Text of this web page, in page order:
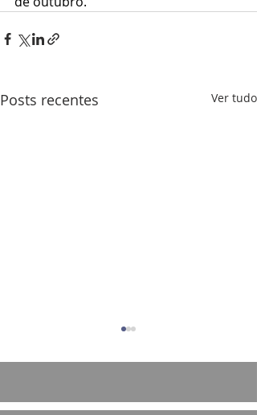
Posts recentes Ver tudo